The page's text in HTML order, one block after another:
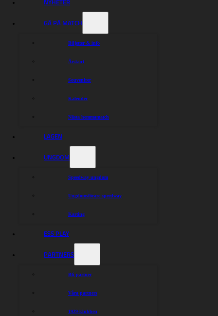
GÅ PÅ MATCH
Biljetter & info
Årskort
Souvenirer
Kalender
Nästa hemmamatch
LAGEN
UNGDOM
Speedway ungdom
Ungdomsförare speedway
Karting
ESS PLAY
PARTNERS
Bli partner
Våra partners
1929-klubben
Dela nyheten: